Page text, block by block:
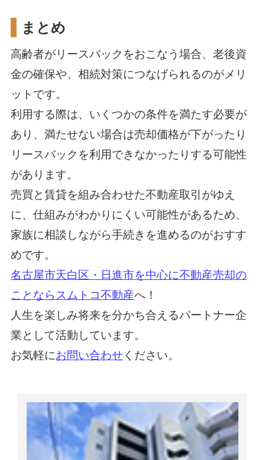
まとめ
高齢者がリースバックをおこなう場合、老後資
金の確保や、相続対策につなげられるのがメリ
ットです。
利用する際は、いくつかの条件を満たす必要が
あり、満たせない場合は売却価格が下がったり
リースバックを利用できなかったりする可能性
があります。
売買と賃貸を組み合わせた不動産取引がゆえ
に、仕組みがわかりにくい可能性があるため、
家族に相談しながら手続きを進めるのがおすす
めです。
名古屋市天白区・日進市を中心に不動産売却の
ことならスムトコ不動産へ！
人生を楽しみ将来を分かち合えるパートナー企
業として活動しています。
お気軽にお問い合わせ ください。